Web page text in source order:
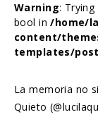
Warning:
bool in/home/
content/
templates/
La memoria no
Quieto